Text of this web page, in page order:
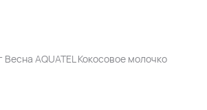
AQUATEL Кокосовое молочко